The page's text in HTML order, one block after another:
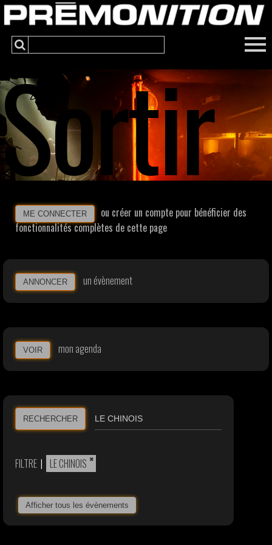
Sortir
ME CONNECTER
ou créer un compte pour bénéficier des
fonctionnalités complètes de cette page
ANNONCER un évènement
VOIR mon agenda
RECHERCHER
FILTRE | ×
LE CHINOIS
Afficher tous les évènements